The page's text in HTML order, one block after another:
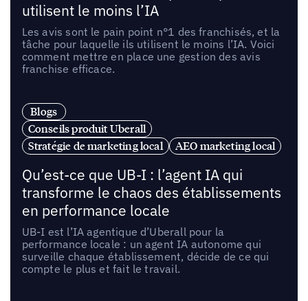
utilisent le moins l’IA
Les avis sont le pain point n°1 des franchisés, et la
tâche pour laquelle ils utilisent le moins l’IA. Voici
comment mettre en place une gestion des avis
franchise efficace.
Blogs
Conseils produit Uberall
Stratégie de marketing local
AEO marketing local
Qu’est-ce que UB-I : l’agent IA qui
transforme le chaos des établissements
en performance locale
UB-I est l’IA agentique d’Uberall pour la
performance locale : un agent IA autonome qui
surveille chaque établissement, décide de ce qui
compte le plus et fait le travail.